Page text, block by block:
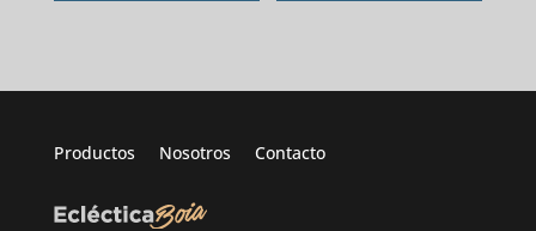
Productos Nosotros Contacto